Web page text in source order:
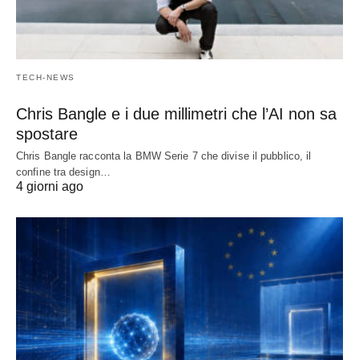
TECH-NEWS
Chris Bangle e i due millimetri che l’AI non sa
spostare
Chris Bangle racconta la BMW Serie 7 che divise il pubblico, il
confine tra design…
4 giorni ago